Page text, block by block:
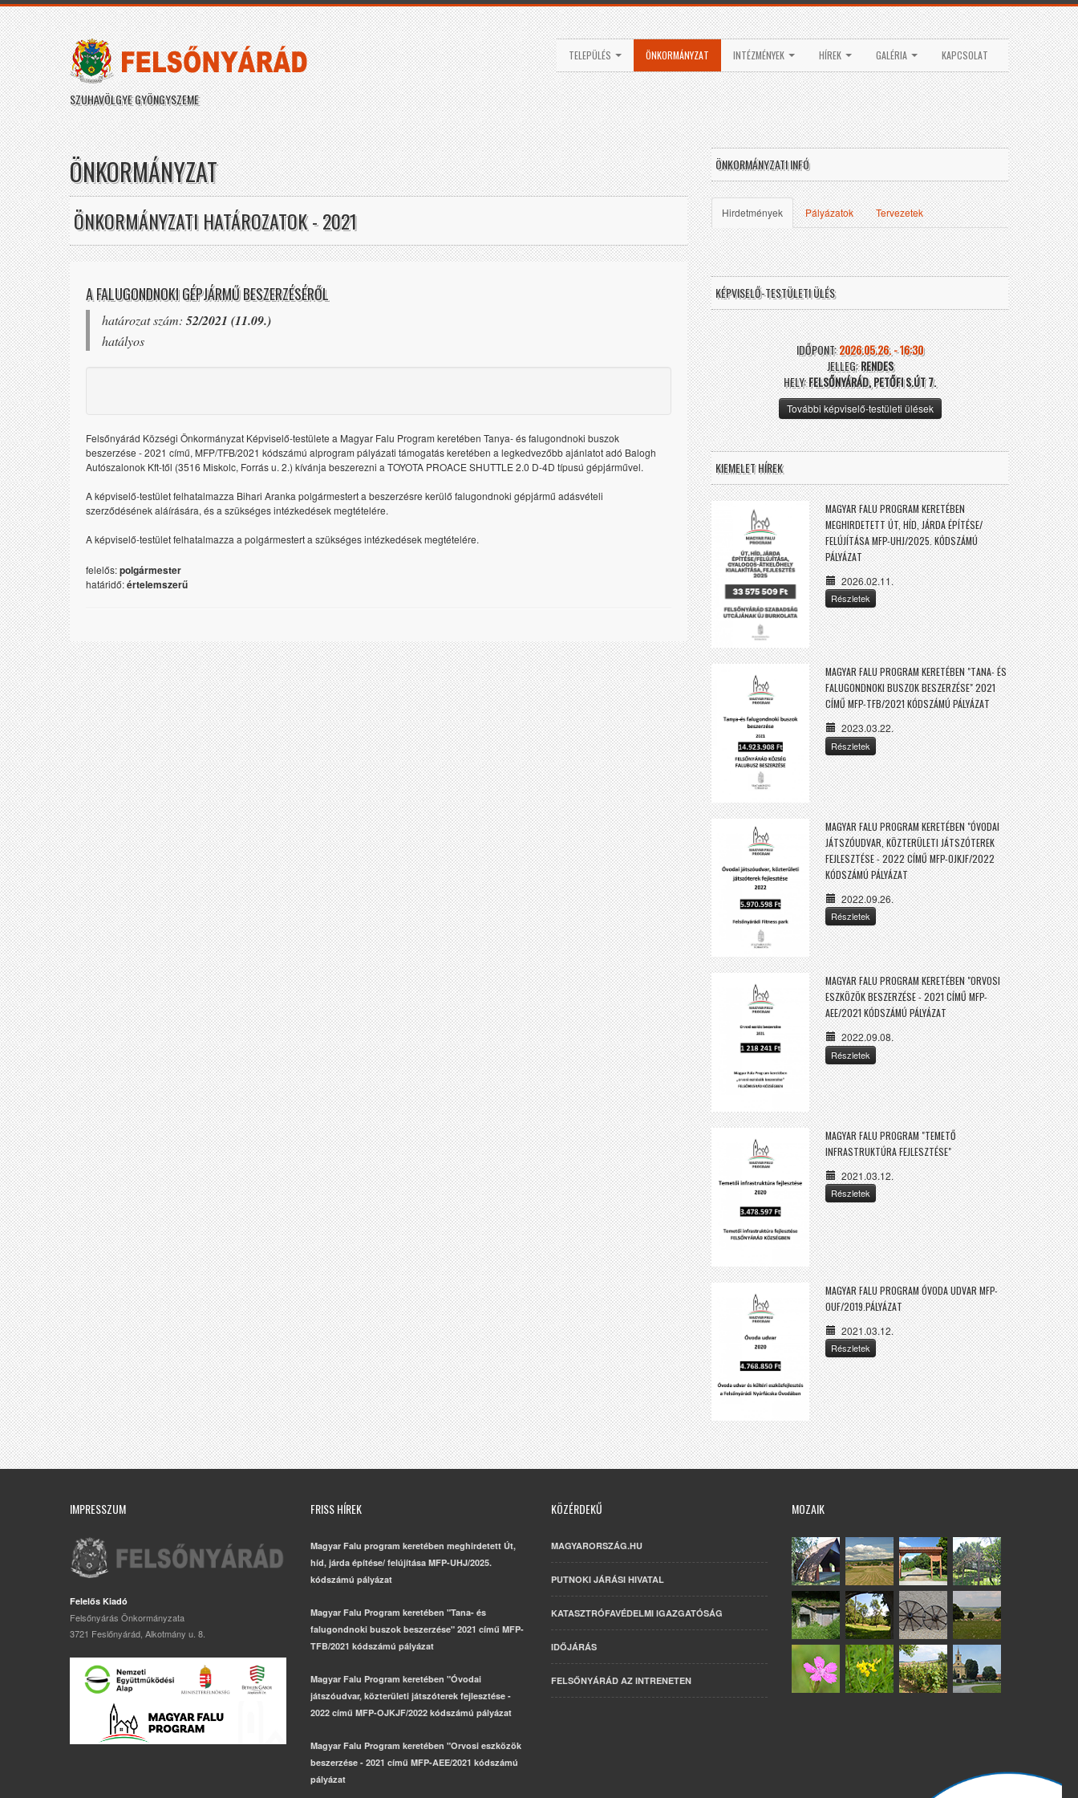
SZUHAVÖLGYE GYÖNGYSZEME
TELEPÜLÉS ÖNKORMÁNYZAT INTÉZMÉNYEK HÍREK GALÉRIA KAPCSOLAT
ÖNKORMÁNYZAT
ÖNKORMÁNYZATI HATÁROZATOK - 2021
A FALUGONDNOKI GÉPJÁRMŰ BESZERZÉSÉRŐL
határozat szám: 52/2021 (11.09.)
hatályos
Felsőnyárád Községi Önkormányzat Képviselő-testülete a Magyar Falu Program keretében Tanya- és falugondnoki buszok
beszerzése - 2021 című, MFP/TFB/2021 kódszámú alprogram pályázati támogatás keretében a legkedvezőbb ajánlatot adó Balogh
Autószalonok Kft-től (3516 Miskolc, Forrás u. 2.) kívánja beszerezni a TOYOTA PROACE SHUTTLE 2.0 D-4D típusú gépjárművel.
A képviselő-testület felhatalmazza Bihari Aranka polgármestert a beszerzésre kerülő falugondnoki gépjármű adásvételi
szerződésének aláírására, és a szükséges intézkedések megtételére.
A képviselő-testület felhatalmazza a polgármestert a szükséges intézkedések megtételére.
felelős:polgármester
határidő:értelemszerű
ÖNKORMÁNYZATI INFÓ
Hirdetmények Pályázatok Tervezetek
KÉPVISELŐ-TESTÜLETI ÜLÉS
IDŐPONT:2026.05.26. - 16:30
JELLEG:RENDES
HELY:FELSŐNYÁRÁD, PETŐFI S.ÚT 7.
További képviselő-testületi ülések
KIEMELET HÍREK
MAGYAR FALU PROGRAM KERETÉBEN
MEGHIRDETETT ÚT, HÍD, JÁRDA ÉPÍTÉSE/
FELÚJÍTÁSA MFP-UHJ/2025. KÓDSZÁMÚ
PÁLYÁZAT
2026.02.11.
Részletek
MAGYAR FALU PROGRAM KERETÉBEN "TANA- ÉS
FALUGONDNOKI BUSZOK BESZERZÉSE" 2021
CÍMŰ MFP-TFB/2021 KÓDSZÁMÚ PÁLYÁZAT
2023.03.22.
Részletek
MAGYAR FALU PROGRAM KERETÉBEN "ÓVODAI
JÁTSZÓUDVAR, KÖZTERÜLETI JÁTSZÓTEREK
FEJLESZTÉSE - 2022 CÍMŰ MFP-OJKJF/2022
KÓDSZÁMÚ PÁLYÁZAT
2022.09.26.
Részletek
MAGYAR FALU PROGRAM KERETÉBEN "ORVOSI
ESZKÖZÖK BESZERZÉSE - 2021 CÍMŰ MFP-
AEE/2021 KÓDSZÁMÚ PÁLYÁZAT
2022.09.08.
Részletek
MAGYAR FALU PROGRAM "TEMETŐ
INFRASTRUKTÚRA FEJLESZTÉSE"
2021.03.12.
Részletek
MAGYAR FALU PROGRAM ÓVODA UDVAR MFP-
OUF/2019.PÁLYÁZAT
2021.03.12.
Részletek
IMPRESSZUM
Felelős Kiadó
Felsőnyárás Önkormányzata
3721 Feslőnyárád, Alkotmány u. 8.
FRISS HÍREK
Magyar Falu program keretében meghirdetett Út,
híd, járda építése/ felújítása MFP-UHJ/2025.
kódszámú pályázat
Magyar Falu Program keretében "Tana- és
falugondnoki buszok beszerzése" 2021 című MFP-
TFB/2021 kódszámú pályázat
Magyar Falu Program keretében "Óvodai
játszóudvar, közterületi játszóterek fejlesztése -
2022 című MFP-OJKJF/2022 kódszámú pályázat
Magyar Falu Program keretében "Orvosi eszközök
beszerzése - 2021 című MFP-AEE/2021 kódszámú
pályázat
KÖZÉRDEKŰ
MAGYARORSZÁG.HU
PUTNOKI JÁRÁSI HIVATAL
KATASZTRÓFAVÉDELMI IGAZGATÓSÁG
IDŐJÁRÁS
FELSŐNYÁRÁD AZ INTRENETEN
MOZAIK